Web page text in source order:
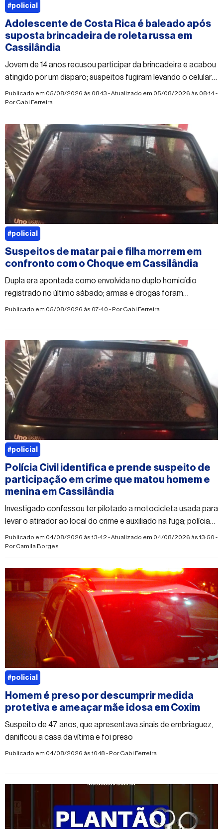
Adolescente de Costa Rica é baleado após
suposta brincadeira de roleta russa em
Cassilândia
Jovem de 14 anos recusou participar da brincadeira e acabou
atingido por um disparo; suspeitos fugiram levando o celular
da vítima
Publicado em 05/08/2026 às 08:13 - Atualizado em 05/08/2026 às 08:14 -
PorGabi Ferreira
#policial
Suspeitos de matar pai e filha morrem em
confronto com o Choque em Cassilândia
Dupla era apontada como envolvida no duplo homicídio
registrado no último sábado; armas e drogas foram
apreendidas
Publicado em 05/08/2026 às 07:40 - PorGabi Ferreira
#policial
Polícia Civil identifica e prende suspeito de
participação em crime que matou homem e
menina em Cassilândia
Investigado confessou ter pilotado a motocicleta usada para
levar o atirador ao local do crime e auxiliado na fuga; polícia
segue em busca do autor dos disparos
Publicado em 04/08/2026 às 13:42 - Atualizado em 04/08/2026 às 13:50 -
PorCamila Borges
#policial
Homem é preso por descumprir medida
protetiva e ameaçar mãe idosa em Coxim
Suspeito de 47 anos, que apresentava sinais de embriaguez,
danificou a casa da vítima e foi preso
Publicado em 04/08/2026 às 10:18 - PorGabi Ferreira
#policial